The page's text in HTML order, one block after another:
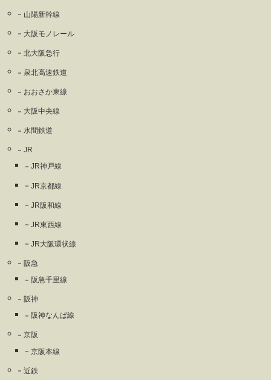
山陽新幹線
大阪モノレール
北大阪急行
泉北高速鉄道
おおさか東線
大阪中央線
水間鉄道
JR
JR神戸線
JR京都線
JR阪和線
JR東西線
JR大阪環状線
阪急
阪急千里線
阪神
阪神なんば線
京阪
京阪本線
近鉄